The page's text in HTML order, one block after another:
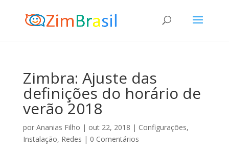
Zimbra: Ajuste das
definições do horário de
verão 2018
por Ananias Filho | out 22, 2018 | Configurações,
Instalação, Redes | 0 Comentários